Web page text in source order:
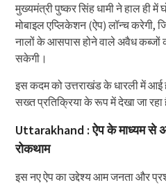
मुख्यमंत्री पुष्कर सिंह धामी ने हाल ही
मोबाइल एप्लिकेशन (ऐप) लॉन्च करेगी,
नालों के आसपास होने वाले अवैध कब्जों
सकेगी।
इस कदम को उत्तराखंड के धारली में आई
सख्त प्रतिक्रिया के रूप में देखा जा रहा
Uttarakhand : ऐप के माध्यम से
रोकथाम
इस नए ऐप का उद्देश्य आम जनता और